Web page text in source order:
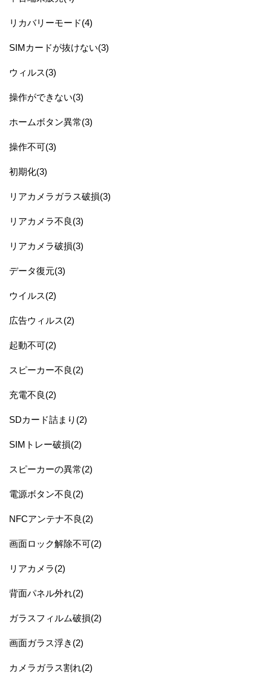
リカバリーモード(4)
SIMカードが抜けない(3)
ウィルス(3)
操作ができない(3)
ホームボタン異常(3)
操作不可(3)
初期化(3)
リアカメラガラス破損(3)
リアカメラ不良(3)
リアカメラ破損(3)
データ復元(3)
ウイルス(2)
広告ウィルス(2)
起動不可(2)
スピーカー不良(2)
充電不良(2)
SDカード詰まり(2)
SIMトレー破損(2)
スピーカーの異常(2)
電源ボタン不良(2)
NFCアンテナ不良(2)
画面ロック解除不可(2)
リアカメラ(2)
背面パネル外れ(2)
ガラスフィルム破損(2)
画面ガラス浮き(2)
カメラガラス割れ(2)